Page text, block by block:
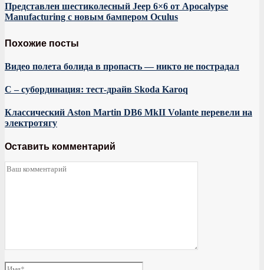
Представлен шестиколесный Jeep 6×6 от Apocalypse
Manufacturing с новым бампером Oculus
Похожие посты
Видео полета болида в пропасть — никто не пострадал
С – субординация: тест-драйв Skoda Karoq
Классический Aston Martin DB6 MkII Volante перевели на
электротягу
Оставить комментарий